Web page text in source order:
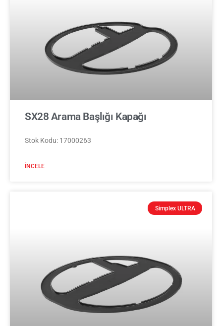
SX28 Arama Başlığı Kapağı
Stok Kodu: 17000263
İNCELE
Simplex ULTRA